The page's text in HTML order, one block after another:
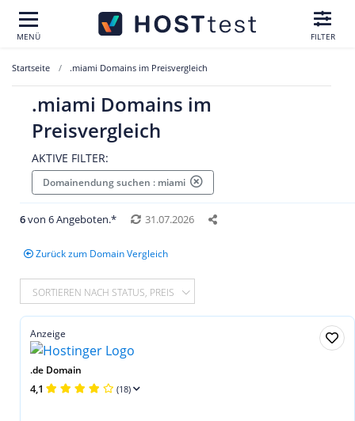
MENÜ FILTER
Startseite .miami Domains im Preisvergleich
.miami Domains im
Preisvergleich
AKTIVE FILTER:
Domainendung suchen : miami
6von 6 Angeboten.* 31.07.2026
Zurück zum Domain Vergleich
SORTIEREN NACH STATUS, PREIS
Anzeige
.de Domain
4,1 (18)